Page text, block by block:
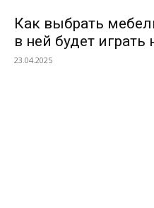
Как выбрать
в ней будет играть
23.04.2025